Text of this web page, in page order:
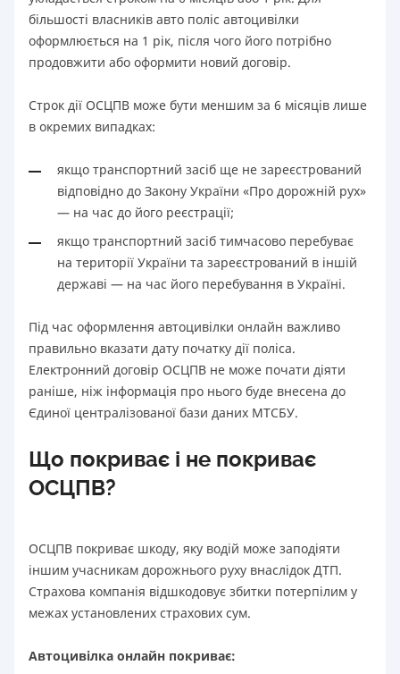
більшості власників авто поліс автоцивілки
оформлюється на 1 рік, після чого його потрібно
продовжити або оформити новий договір.
Строк дії ОСЦПВ може бути меншим за 6 місяців лише
в окремих випадках:
якщо транспортний засіб ще не зареєстрований
відповідно до Закону України «Про дорожній рух»
— на час до його реєстрації;
якщо транспортний засіб тимчасово перебуває
на території України та зареєстрований в іншій
державі — на час його перебування в Україні.
Під час оформлення автоцивілки онлайн важливо
правильно вказати дату початку дії поліса.
Електронний договір ОСЦПВ не може почати діяти
раніше, ніж інформація про нього буде внесена до
Єдиної централізованої бази даних МТСБУ.
Що покриває і не покриває
ОСЦПВ?
ОСЦПВ покриває шкоду, яку водій може заподіяти
іншим учасникам дорожнього руху внаслідок ДТП.
Страхова компанія відшкодовує збитки потерпілим у
межах установлених страхових сум.
Автоцивілка онлайн покриває: